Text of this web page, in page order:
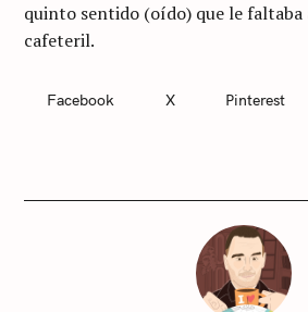
quinto sentido (oído) que le faltaba
cafeteril.
I
Facebook X Pinterest